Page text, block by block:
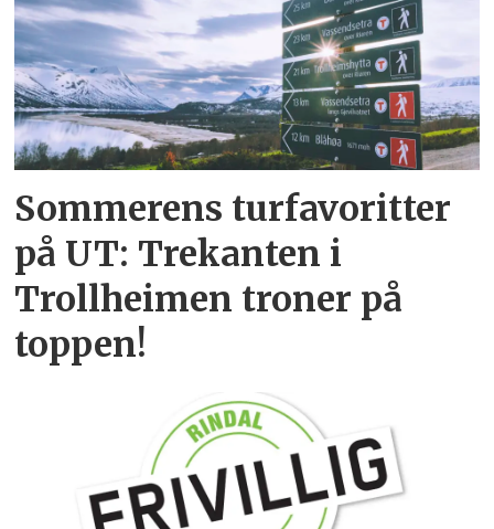
Sommerens turfavoritter
på UT: Trekanten i
Trollheimen troner på
toppen!